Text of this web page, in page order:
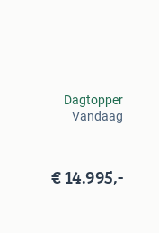
Dagtopper
Vandaag
€ 14.995,-